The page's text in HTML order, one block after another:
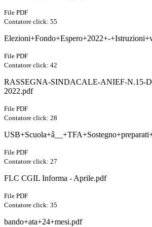
File PDF
Contatore click: 55
Elezioni+Fondo+Espero+2022+-
File PDF
Contatore click: 42
RASSEGNA-SINDACALE-ANIEF-N.15-
2022.pdf
File PDF
Contatore click: 28
File PDF
Contatore click: 27
FLC CGIL Informa - Aprile.pdf
File PDF
Contatore click: 35
bando+ata+24+mesi.pdf